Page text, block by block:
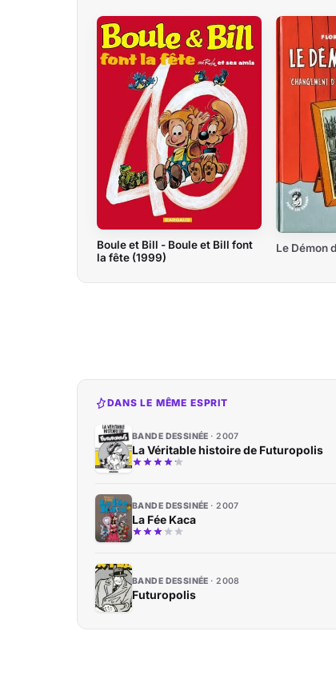
Boule et Bill - Boule et Bill font
la fête (1999)
Le Démon
DANS LE MÊME ESPRIT
BANDE DESSINÉE 2007
La Véritable histoire de Futuropolis
BANDE DESSINÉE 2007
La Fée Kaca
BANDE DESSINÉE 2008
Futuropolis